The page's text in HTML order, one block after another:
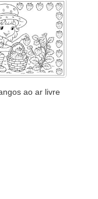
ao ar livre